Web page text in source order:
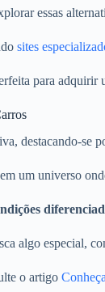
essas
sites
para
destacando-se
um universo
algo especial,
o artigo